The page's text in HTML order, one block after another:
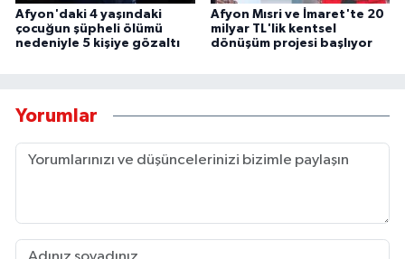
Afyon'daki 4 yaşındaki
çocuğun şüpheli ölümü
nedeniyle 5 kişiye gözaltı
Afyon Mısri ve İmaret'te 20
milyar TL'lik kentsel
dönüşüm projesi başlıyor
Yorumlar